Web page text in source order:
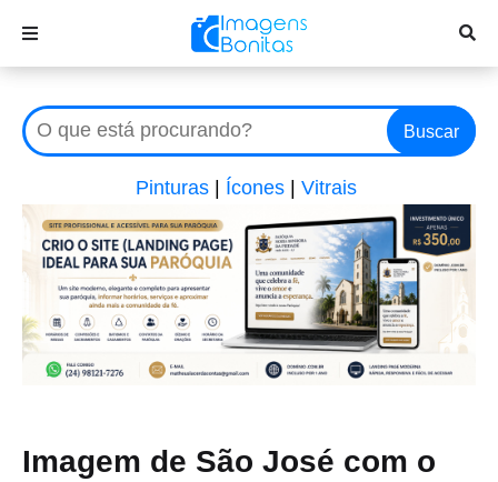
Buscar
Pinturas Ícones Vitrais
Imagem de São José com o